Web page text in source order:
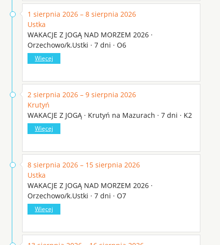
1 sierpnia 2026 – 8 sierpnia 2026
Ustka
WAKACJE Z JOGĄ NAD MORZEM 2026 ·
Orzechowo/k.Ustki · 7 dni · O6
Więcej
2 sierpnia 2026 – 9 sierpnia 2026
Krutyń
WAKACJE Z JOGĄ · Krutyń na Mazurach · 7 dni · K2
Więcej
8 sierpnia 2026 – 15 sierpnia 2026
Ustka
WAKACJE Z JOGĄ NAD MORZEM 2026 ·
Orzechowo/k.Ustki · 7 dni · O7
Więcej